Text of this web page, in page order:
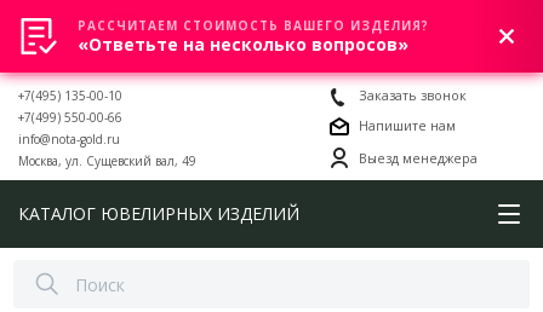
0
+7(495) 135-00-10
+7(499) 550-00-66
info@nota-gold.ru
Москва, ул. Сущевский вал, 49
Заказать звонок
Напишите нам
Выезд менеджера
КАТАЛОГ ЮВЕЛИРНЫХ ИЗДЕЛИЙ
РАССЧИТАЕМ СТОИМОСТЬ ВАШЕГО ИЗДЕЛИЯ?
«Ответьте на несколько вопросов»